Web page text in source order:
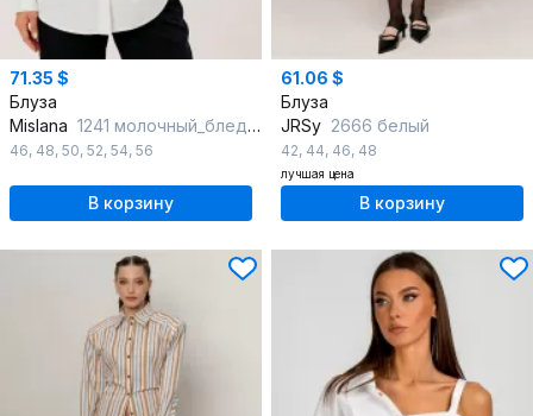
71.35 $
Блуза
Mislana 1241 молочный_бледно-сливочный
46, 48, 50, 52, 54, 56
В корзину
61.06 $
Блуза
JRSy 2666 белый
42, 44, 46, 48
лучшая цена
В корзину